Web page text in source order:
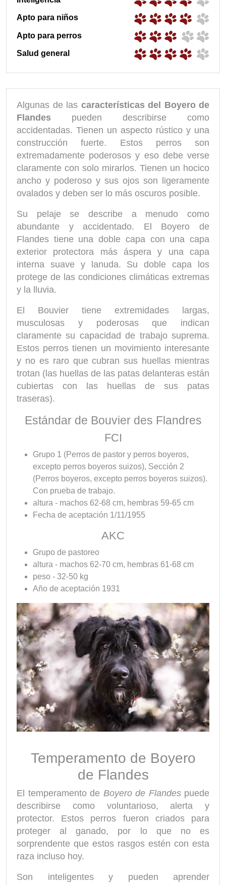
Apto para niños
Apto para perros
Salud general
Algunas de las características del Boyero de
Flandes pueden describirse como
accidentadas. Tienen un aspecto rústico y una
construcción fuerte. Estos perros son
extremadamente poderosos y eso debe verse
claramente con solo mirarlos. Tienen un hocico
ancho y poderoso y sus ojos son ligeramente
ovalados y deben ser lo más oscuros posible.
Su pelaje se describe a menudo como
abundante y accidentado. El Boyero de
Flandes tiene una doble capa con una capa
exterior protectora más áspera y una capa
interna suave y lanuda. Su doble capa los
protege de las condiciones climáticas extremas
y la lluvia.
El Bouvier tiene extremidades largas,
musculosas y poderosas que indican
claramente su capacidad de trabajo suprema.
Estos perros tienen un movimiento interesante
y no es raro que cubran sus huellas mientras
trotan (las huellas de las patas delanteras están
cubiertas con las huellas de sus patas
traseras).
Estándar de Bouvier des Flandres
FCI
Grupo 1 (Perros de pastor y perros boyeros,
excepto perros boyeros suizos), Sección 2
(Perros boyeros, excepto perros boyeros suizos).
Con prueba de trabajo.
altura - machos 62-68 cm, hembras 59-65 cm
Fecha de aceptación 1/11/1955
AKC
Grupo de pastoreo
altura - machos 62-70 cm, hembras 61-68 cm
peso - 32-50 kg
Año de aceptación 1931
Temperamento de Boyero
de Flandes
El temperamento de Boyero de Flandespuede
describirse como voluntarioso, alerta y
protector. Estos perros fueron criados para
proteger al ganado, por lo que no es
sorprendente que estos rasgos estén con esta
raza incluso hoy.
Son inteligentes y pueden aprender